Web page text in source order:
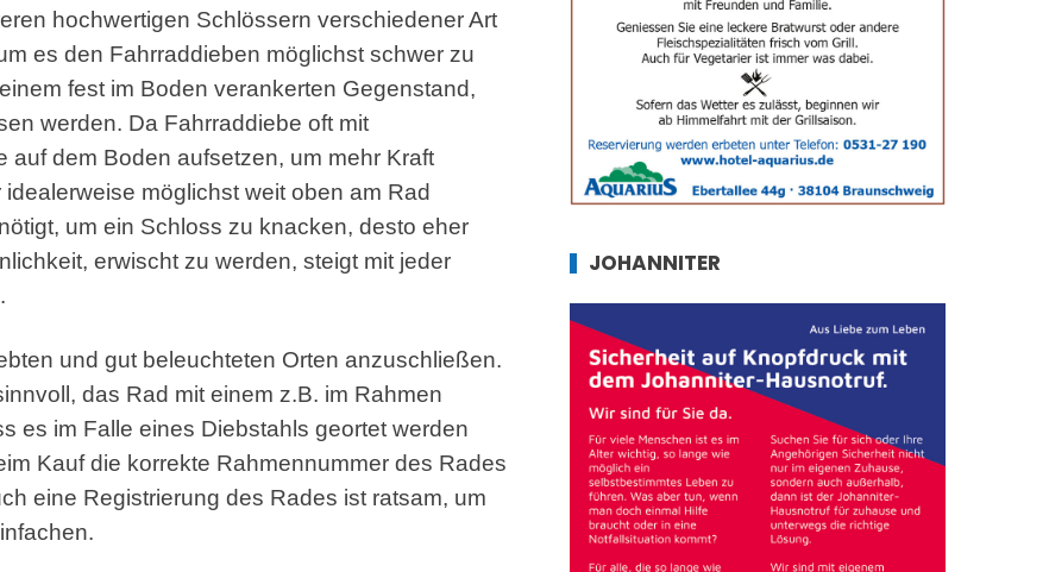
hochwertigen Schlössern verschiedener Art
es den Fahrraddieben möglichst schwer zu
fest im Boden verankerten Gegenstand,
werden. Da Fahrraddiebe oft mit
dem Boden aufsetzen, um mehr Kraft
möglichst weit oben am Rad
um ein Schloss zu knacken, desto eher
erwischt zu werden, steigt mit jeder
und gut beleuchteten Orten anzuschließen.
das Rad mit einem z.B. im Rahmen
es im Falle eines Diebstahls geortet werden
Kauf die korrekte Rahmennummer des Rades
eine Registrierung des Rades ist ratsam, um
JOHANNITER